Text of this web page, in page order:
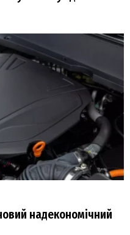
надекономічний